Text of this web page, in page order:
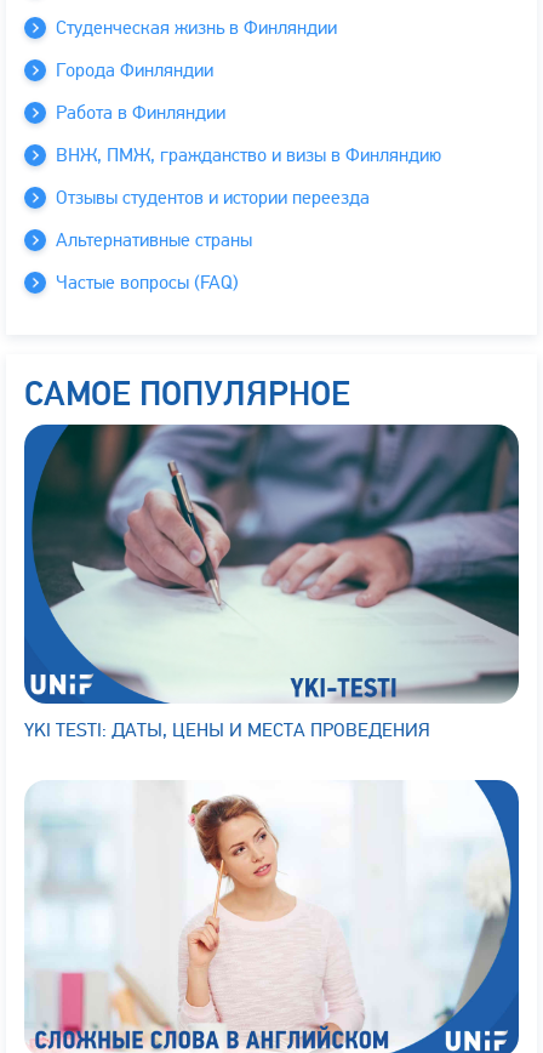
Студенческая жизнь в Финляндии
Города Финляндии
Работа в Финляндии
ВНЖ, ПМЖ, гражданство и визы в Финляндию
Отзывы студентов и истории переезда
Альтернативные страны
Частые вопросы (FAQ)
САМОЕ ПОПУЛЯРНОЕ
YKI TESTI: ДАТЫ, ЦЕНЫ И МЕСТА ПРОВЕДЕНИЯ